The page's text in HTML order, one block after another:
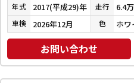
年式 2017(平成29)年 走行 6.4
車検 2026年12月 色
お問い合わせ